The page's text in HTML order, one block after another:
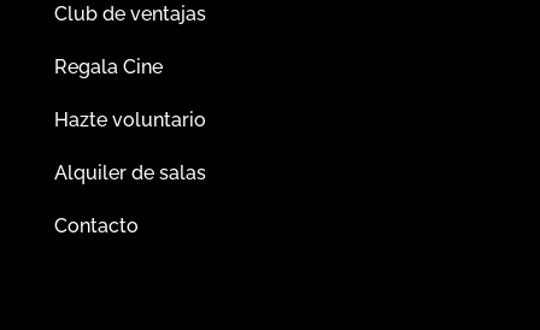
Club de ventajas
Regala Cine
Hazte voluntario
Alquiler de salas
Contacto